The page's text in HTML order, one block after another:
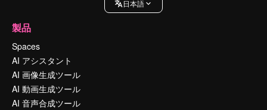
日本語
製品
Spaces
AI アシスタント
AI 画像生成ツール
AI 動画生成ツール
AI 音声合成ツール